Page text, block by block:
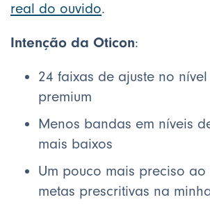
real do ouvido.
Intenção da Oticon:
24 faixas de ajuste no
premium
Menos bandas em níveis
mais baixos
Um pouco mais preciso
metas prescritivas na